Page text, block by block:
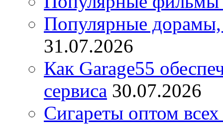
Популярные дорамы,
31.07.2026
Как Garage55
сервиса 30.07.2026
Сигареты оптом